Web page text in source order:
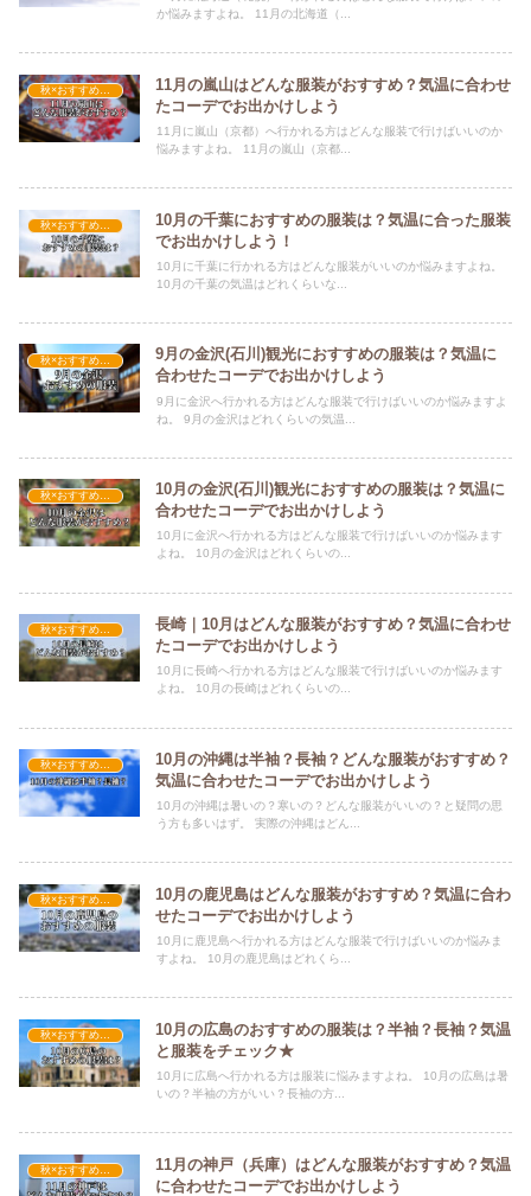
か悩みますよね。 11月の北海道（...
11月の嵐山はどんな服装がおすすめ？気温に合わせ
たコーデでお出かけしよう
11月に嵐山（京都）へ行かれる方はどんな服装で行けばいいのか
悩みますよね。 11月の嵐山（京都...
10月の千葉におすすめの服装は？気温に合った服装
でお出かけしよう！
10月に千葉に行かれる方はどんな服装がいいのか悩みますよね。
10月の千葉の気温はどれくらいな...
9月の金沢(石川)観光におすすめの服装は？気温に
合わせたコーデでお出かけしよう
9月に金沢へ行かれる方はどんな服装で行けばいいのか悩みますよ
ね。 9月の金沢はどれくらいの気温...
10月の金沢(石川)観光におすすめの服装は？気温に
合わせたコーデでお出かけしよう
10月に金沢へ行かれる方はどんな服装で行けばいいのか悩みます
よね。 10月の金沢はどれくらいの...
秋×おすすめの服装
長崎｜10月はどんな服装がおすすめ？気温に合わせ
たコーデでお出かけしよう
10月に長崎へ行かれる方はどんな服装で行けばいいのか悩みます
よね。 10月の長崎はどれくらいの...
秋×おすすめの服装
10月の沖縄は半袖？長袖？どんな服装がおすすめ？
気温に合わせたコーデでお出かけしよう
10月の沖縄は暑いの？寒いの？どんな服装がいいの？と疑問の思
う方も多いはず。 実際の沖縄はどん...
秋×おすすめの服装
10月の鹿児島はどんな服装がおすすめ？気温に合わ
せたコーデでお出かけしよう
10月に鹿児島へ行かれる方はどんな服装で行けばいいのか悩みま
すよね。 10月の鹿児島はどれくら...
秋×おすすめの服装
10月の広島のおすすめの服装は？半袖？長袖？気温
と服装をチェック★
10月に広島へ行かれる方は服装に悩みますよね。 10月の広島は暑
いの？半袖の方がいい？長袖の方...
秋×おすすめの服装
11月の神戸（兵庫）はどんな服装がおすすめ？気温
に合わせたコーデでお出かけしよう